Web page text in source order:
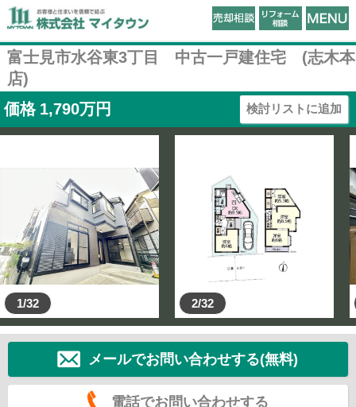
富士見市水谷東3丁目 中古一戸建住宅 (志木本
店)
価格 1,790万円 検討リストに追加
1/32 2/32
メールでお問い合わせする(無料)
電話でお問い合わせする